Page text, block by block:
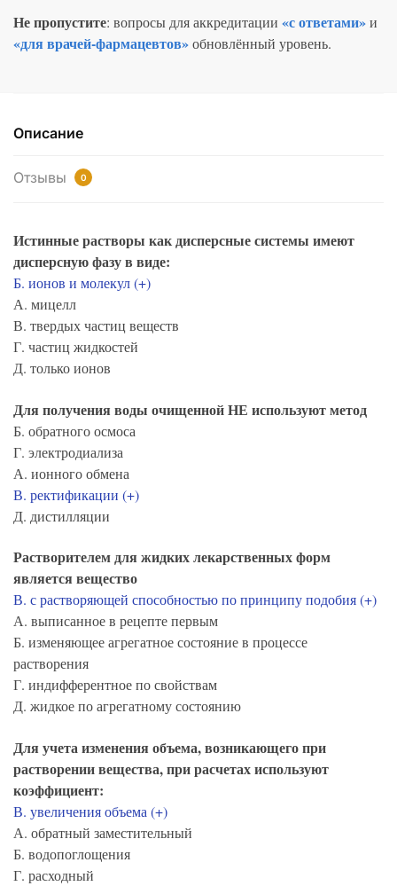
Не пропустите: вопросы для аккредитации «с ответами»и
«для врачей-фармацевтов»обновлённый уровень.
Описание
Отзывы 0
Истинные растворы как дисперсные системы имеют
дисперсную фазу в виде:
Б. ионов и молекул (+)
А. мицелл
В. твердых частиц веществ
Г. частиц жидкостей
Д. только ионов
Для получения воды очищенной НЕ используют метод
Б. обратного осмоса
Г. электродиализа
А. ионного обмена
В. ректификации (+)
Д. дистилляции
Растворителем для жидких лекарственных форм
является вещество
В. с растворяющей способностью по принципу подобия (+)
А. выписанное в рецепте первым
Б. изменяющее агрегатное состояние в процессе
растворения
Г. индифферентное по свойствам
Д. жидкое по агрегатному состоянию
Для учета изменения объема, возникающего при
растворении вещества, при расчетах используют
коэффициент:
В. увеличения объема (+)
А. обратный заместительный
Б. водопоглощения
Г. расходный